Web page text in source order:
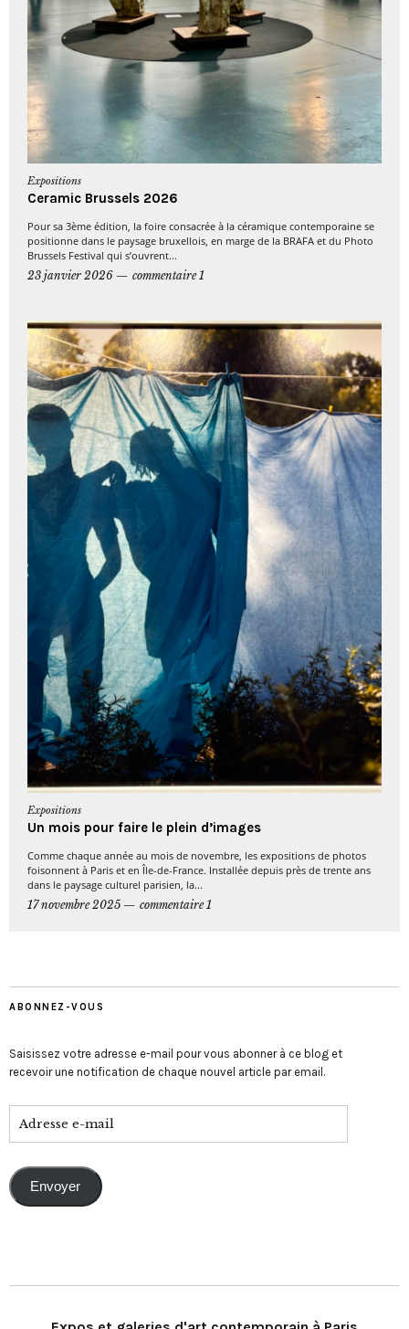
Expositions
Ceramic Brussels 2026
Pour sa 3ème édition, la foire consacrée à la céramique contemporaine se
positionne dans le paysage bruxellois, en marge de la BRAFA et du Photo
Brussels Festival qui s’ouvrent...
23 janvier 2026
commentaire 1
Expositions
Un mois pour faire le plein d’images
Comme chaque année au mois de novembre, les expositions de photos
foisonnent à Paris et en Île-de-France. Installée depuis près de trente ans
dans le paysage culturel parisien, la...
17 novembre 2025
commentaire 1
ABONNEZ-VOUS
Saisissez votre adresse e-mail pour vous abonner à ce blog et
recevoir une notification de chaque nouvel article par email.
Envoyer